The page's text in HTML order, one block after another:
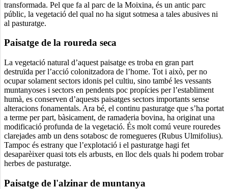
transformada. Pel que fa al parc de la Moixina, és un antic parc
públic, la vegetació del qual no ha sigut sotmesa a tales abusives ni
al pasturatge.
Paisatge de la roureda seca
La vegetació natural d’aquest paisatge es troba en gran part
destruïda per l’acció colonitzadora de l’home. Tot i això, per no
ocupar solament sectors idonis pel cultiu, sino també les vessants
muntanyoses i sectors en pendents poc propícies per l’establiment
humà, es conserven d’aquests paisatges sectors importants sense
alteracions fonamentals. Ara bé, el continu pasturatge que s’ha portat
a terme per part, bàsicament, de ramaderia bovina, ha originat una
modificació profunda de la vegetació. És molt comú veure rouredes
clarejades amb un dens sotabosc de romegueres (Rubus Ulmifolius).
Tampoc és estrany que l’explotació i el pasturatge hagi fet
desaparèixer quasi tots els arbusts, en lloc dels quals hi podem trobar
herbes de pasturatge.
Paisatge de l'alzinar de muntanya